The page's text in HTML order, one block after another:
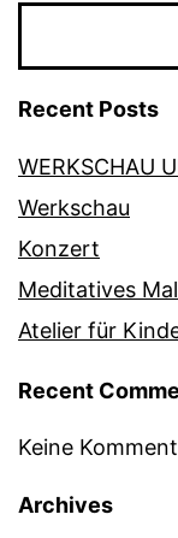
Recent Posts
WERKSCHAU
Werkschau
Konzert
Meditatives
Atelier für
Recent
Keine
Archives